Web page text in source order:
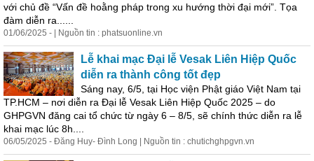
với chủ đề “Vấn đề hoằng pháp trong xu hướng thời đại mới”. Tọa
đàm diễn ra......
01/06/2025 - | Nguồn tin : phatsuonline.vn
Lễ khai mạc Đại lễ Vesak Liên Hiệp Quốc
diễn ra thành công tốt đẹp
Sáng nay, 6/5, tại Học viện Phật giáo Việt Nam tại
TP.HCM – nơi diễn ra Đại lễ Vesak Liên Hiệp Quốc 2025 – do
GHPGVN đăng cai tổ chức từ ngày 6 – 8/5, sẽ chính thức diễn ra lễ
khai mạc lúc 8h....
06/05/2025 - Đăng Huy- Đình Long | Nguồn tin : chutichghpgvn.vn